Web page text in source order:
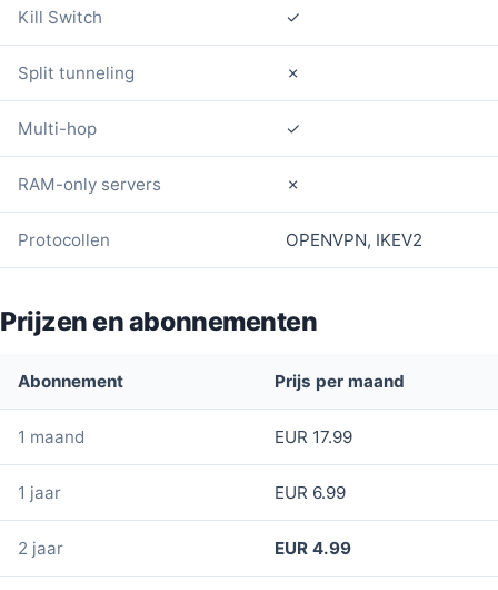
Kill Switch ✓
Split tunneling ✗
Multi-hop ✓
RAM-only servers ✗
Protocollen OPENVPN, IKEV2
Prijzen en abonnementen
Abonnement Prijs per maand
1 maand EUR 17.99
1 jaar EUR 6.99
2 jaar EUR 4.99